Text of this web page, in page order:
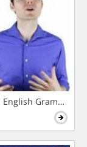
Grammar